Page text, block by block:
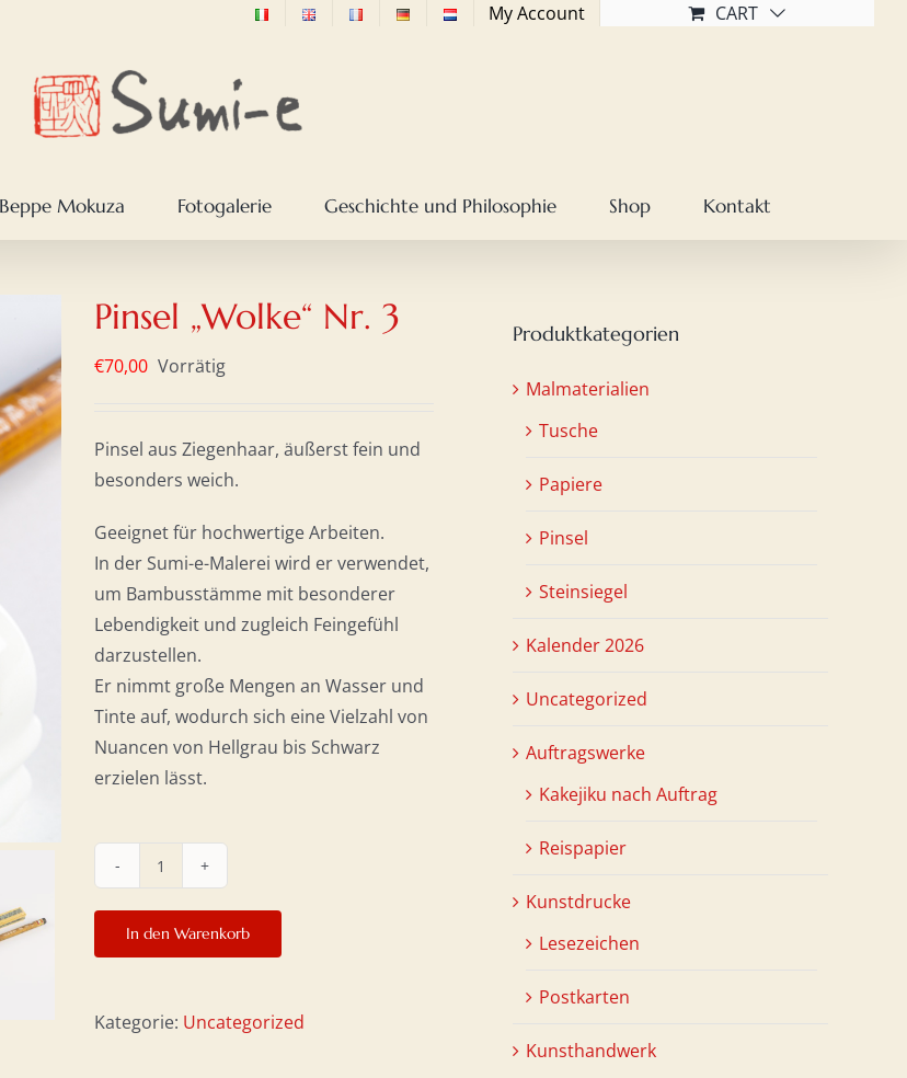
My Account CART
Beppe Mokuza Fotogalerie Geschichte und Philosophie Shop Kontakt
Pinsel „Wolke“ Nr. 3
€70,00 Vorrätig
Pinsel aus Ziegenhaar, äußerst fein und
besonders weich.
Geeignet für hochwertige Arbeiten.
In der Sumi-e-Malerei wird er verwendet,
um Bambusstämme mit besonderer
Lebendigkeit und zugleich Feingefühl
darzustellen.
Er nimmt große Mengen an Wasser und
Tinte auf, wodurch sich eine Vielzahl von
Nuancen von Hellgrau bis Schwarz
erzielen lässt.
Pinsel
„Wolke“
Nr.
In den Warenkorb
Kategorie: Uncategorized
Produktkategorien
Malmaterialien
Tusche
Papiere
Pinsel
Steinsiegel
Kalender 2026
Uncategorized
Auftragswerke
Kakejiku nach Auftrag
Reispapier
Kunstdrucke
Lesezeichen
Postkarten
Kunsthandwerk